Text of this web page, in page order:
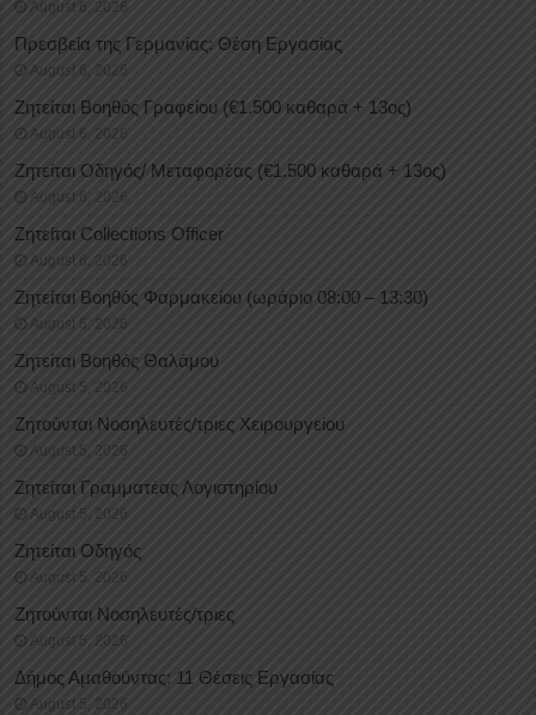
August 6, 2026
Πρεσβεία της Γερμανίας: Θέση Εργασίας
August 6, 2026
Ζητείται Βοηθός Γραφείου (€1.500 καθαρά + 13ος)
August 6, 2026
Ζητείται Οδηγός/ Μεταφορέας (€1.500 καθαρά + 13ος)
August 6, 2026
Ζητείται Collections Officer
August 6, 2026
Ζητείται Βοηθός Φαρμακείου (ωράριο 08:00 – 13:30)
August 5, 2026
Ζητείται Βοηθός Θαλάμου
August 5, 2026
Ζητούνται Νοσηλευτές/τριες Χειρουργείου
August 5, 2026
Ζητείται Γραμματέας Λογιστηρίου
August 5, 2026
Ζητείται Οδηγός
August 5, 2026
Ζητούνται Νοσηλευτές/τριες
August 5, 2026
Δήμος Αμαθούντας: 11 Θέσεις Εργασίας
August 5, 2026